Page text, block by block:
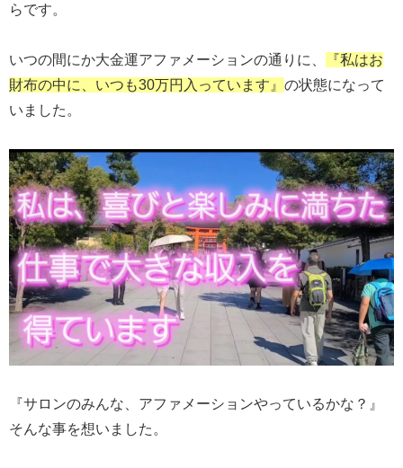
らです。
いつの間にか大金運アファメーションの通りに、
『私はお
財布の中に、いつも30万円入っています』 の状態になって
いました。
『サロンのみんな、アファメーションやっているかな？』
そんな事を想いました。